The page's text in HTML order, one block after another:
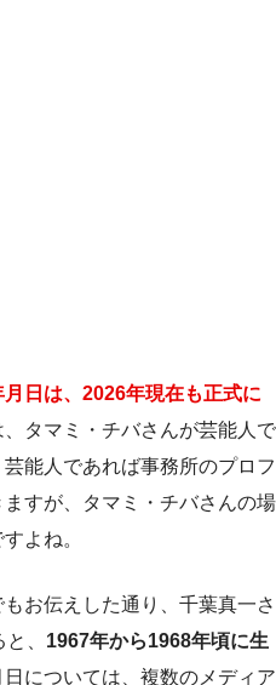
日は、2026年現在も正式に
、タマミ・チバさんが芸能人で
能人であれば事務所のプロフ
すが、タマミ・チバさんの場
よね。
お伝えした通り、千葉真一さ
、 1967年から1968年頃に生
については、複数のメディア